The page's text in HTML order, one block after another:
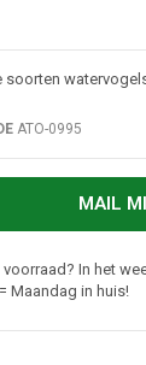
soorten
ATO-0995
MAIL
In het
Maandag in huis!